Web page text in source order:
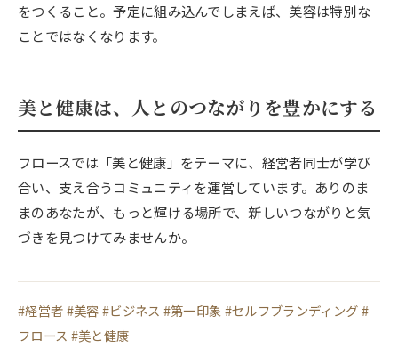
をつくること。予定に組み込んでしまえば、美容は特別な
ことではなくなります。
美と健康は、人とのつながりを豊かにする
フロースでは「美と健康」をテーマに、経営者同士が学び
合い、支え合うコミュニティを運営しています。ありのま
まのあなたが、もっと輝ける場所で、新しいつながりと気
づきを見つけてみませんか。
#経営者 #美容 #ビジネス #第一印象 #セルフブランディング #
フロース #美と健康